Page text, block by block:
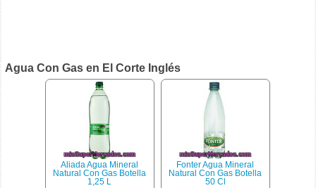
Agua Con Gas en El Corte Inglés
Aliada Agua Mineral
Natural Con Gas Botella
1,25 L
Fonter Agua Mineral
Natural Con Gas Botella
50 Cl